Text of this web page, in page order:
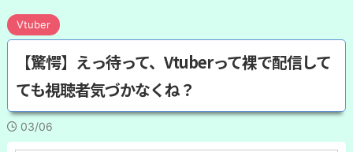
Vtuber
【驚愕】えっ待って、Vtuberって裸で配信して
ても視聴者気づかなくね？
03/06